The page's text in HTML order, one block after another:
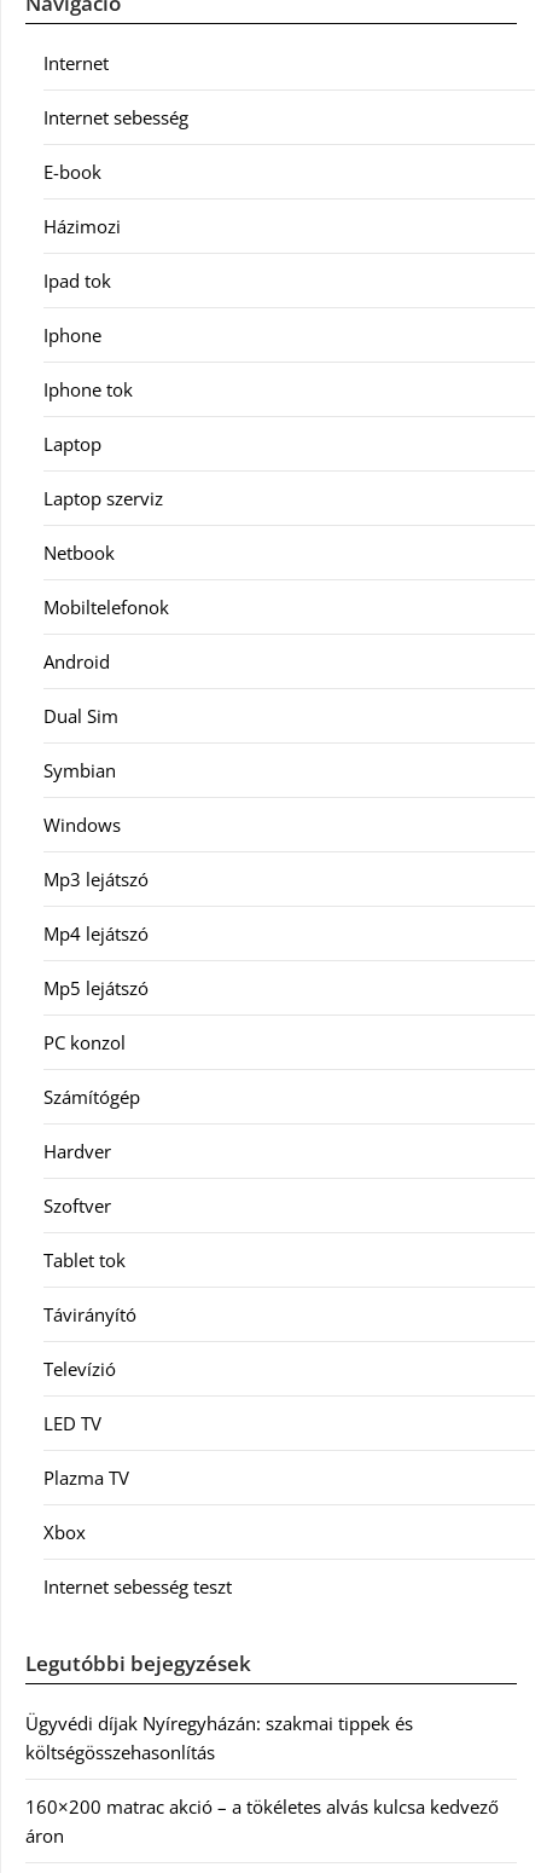
Internet
Internet sebesség
E-book
Házimozi
Ipad tok
Iphone
Iphone tok
Laptop
Laptop szerviz
Netbook
Mobiltelefonok
Android
Dual Sim
Symbian
Windows
Mp3 lejátszó
Mp4 lejátszó
Mp5 lejátszó
PC konzol
Számítógép
Hardver
Szoftver
Tablet tok
Távirányító
Televízió
LED TV
Plazma TV
Xbox
Internet sebesség teszt
Legutóbbi bejegyzések
Ügyvédi díjak Nyíregyházán: szakmai tippek és
költségösszehasonlítás
160×200 matrac akció – a tökéletes alvás kulcsa kedvező
áron